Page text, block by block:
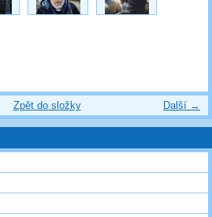
Další →
Zpět do složky